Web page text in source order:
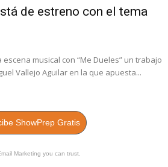
de estreno con el tema
musical con “Me Dueles” un trabajo
Vallejo Aguilar en la que apuesta...
ShowPrep Gratis
Marketing you can trust.